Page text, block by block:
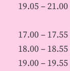
19.05 –
17.00 –
18.00 –
19.00 –